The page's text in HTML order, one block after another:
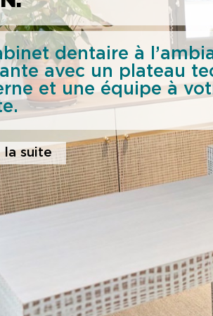
dentaire à
avec un plateau
et une équipe à
la suite
la suitede vos besoins.
la suite